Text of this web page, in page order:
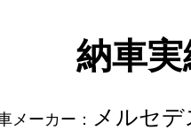
納車実
メーカー： メルセ